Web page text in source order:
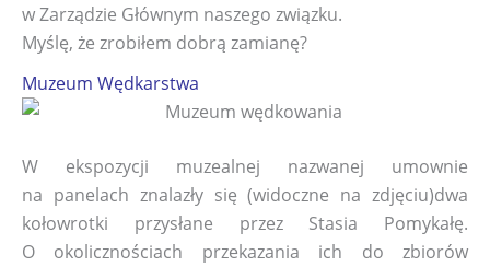
w Zarządzie Głównym naszego związku.
Myślę, że zrobiłem dobrą zamianę?
Muzeum Wędkarstwa
W ekspozycji muzealnej nazwanej umownie
na panelach znalazły się (widoczne na zdjęciu)dwa
kołowrotki przysłane przez Stasia Pomykałę.
O okolicznościach przekazania ich do zbiorów